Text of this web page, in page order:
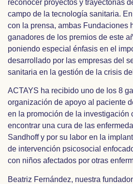
reconocer proyectos y trayectorias
campo de la tecnología sanitaria.
con la prensa, ambas Fundaciones
ganadores de los premios de este
poniendo especial énfasis en el
desarrollado por las empresas del
sanitaria en la gestión de la crisis
ACTAYS ha recibido uno de los 8
organización de apoyo al paciente
en la promoción de la investigación
encontrar una cura de las
Sandhoff y por su labor en la
de intervención psicosocial
con niños afectados por otras
Beatriz Fernández, nuestra